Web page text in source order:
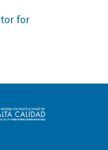
for